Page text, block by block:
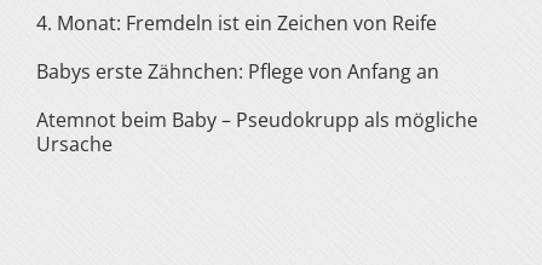
4. Monat: Fremdeln ist ein Zeichen von Reife
Babys erste Zähnchen: Pflege von Anfang an
Atemnot beim Baby – Pseudokrupp als mögliche
Ursache